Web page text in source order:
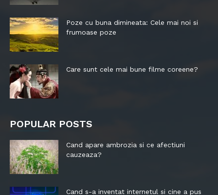
Poze cu buna dimineata: Cele mai noi si
frumoase poze
Care sunt cele mai bune filme coreene?
POPULAR POSTS
Cand apare ambrozia si ce afectiuni
cauzeaza?
Cand s-a inventat internetul si cine a pus